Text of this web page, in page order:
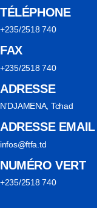
TÉLÉPHONE
+235/2518 740
FAX
+235/2518 740
ADRESSE
N'DJAMENA, Tchad
ADRESSE EMAIL
infos@ftfa.td
NUMÉRO VERT
+235/2518 740